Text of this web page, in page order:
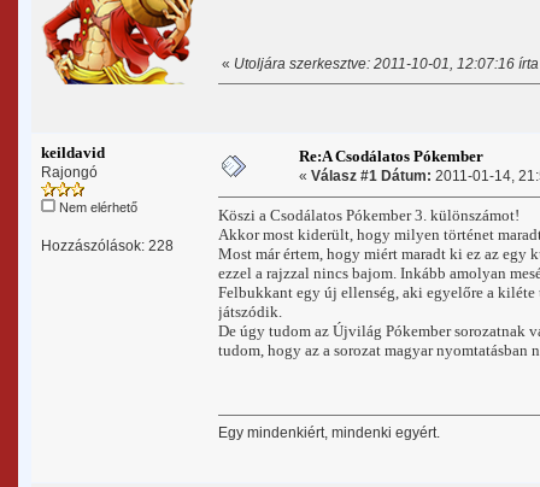
« Utoljára szerkesztve: 2011-10-01, 12:07:16
keildavid
Rajongó
Nem elérhető
Hozzászólások: 228
Re:A Csodálatos Pókember
« Válasz #1 Dátum: 2011-01-14,
Köszi a Csodálatos Pókember 3. különszámot!
Akkor most kiderült, hogy milyen történet
Most már értem, hogy miért maradt ki ez az egy
ezzel a rajzzal nincs bajom. Inkább amolyan
Felbukkant egy új ellenség, aki egyelőre a
játszódik.
De úgy tudom az Újvilág Pókember sorozatnak
tudom, hogy az a sorozat magyar nyomtatásban
Egy mindenkiért, mindenki egyért.